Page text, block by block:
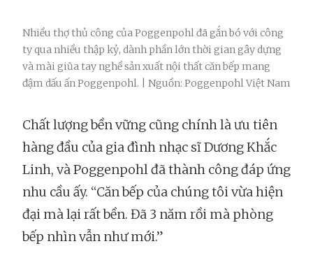
Nhiều thợ thủ công của Poggenpohl đã gắn bó với công
ty qua nhiều thập kỷ, dành phần lớn thời gian gây dựng
và mài giũa tay nghề sản xuất nội thất căn bếp mang
đậm dấu ấn Poggenpohl. | Nguồn: Poggenpohl Việt Nam
Chất lượng bền vững cũng chính là ưu tiên
hàng đầu của gia đình nhạc sĩ Dương Khắc
Linh, và Poggenpohl đã thành công đáp ứng
nhu cầu ấy. “Căn bếp của chúng tôi vừa hiện
đại mà lại rất bền. Đã 3 năm rồi mà phòng
bếp nhìn vẫn như mới.”